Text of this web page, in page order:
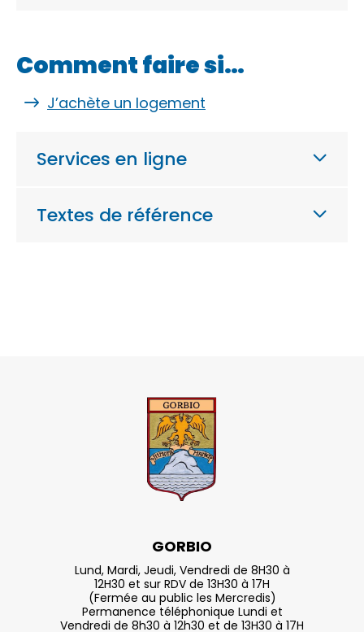
Comment faire si…
J’achète un logement
Services en ligne
Textes de référence
GORBIO
Lund, Mardi, Jeudi, Vendredi de 8H30 à
12H30 et sur RDV de 13H30 à 17H
(Fermée au public les Mercredis)
Permanence téléphonique Lundi et
Vendredi de 8h30 à 12h30 et de 13H30 à 17H